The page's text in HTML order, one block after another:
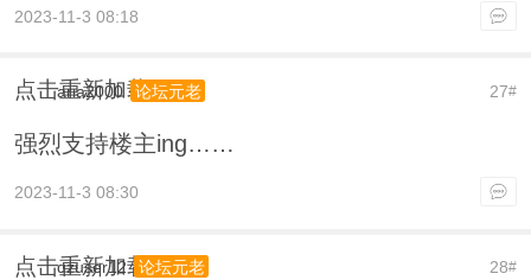
2023-11-3 08:18
点击重新加载 27#
aria2000 论坛元老
强烈支持楼主ing……
2023-11-3 08:30
点击重新加载 28#
qzuser12 论坛元老